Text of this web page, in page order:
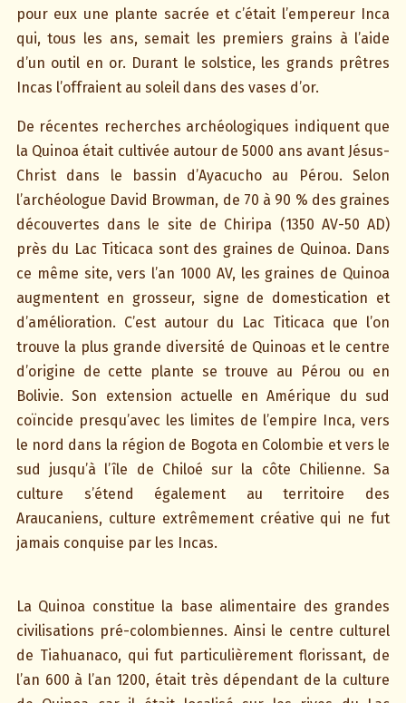
pour eux une plante sacrée et c’était l’empereur Inca
qui, tous les ans, semait les premiers grains à l’aide
d’un outil en or. Durant le solstice, les grands prêtres
Incas l’offraient au soleil dans des vases d’or.
De récentes recherches archéologiques indiquent que
la Quinoa était cultivée autour de 5000 ans avant Jésus-
Christ dans le bassin d’Ayacucho au Pérou. Selon
l’archéologue David Browman, de 70 à 90 % des graines
découvertes dans le site de Chiripa (1350 AV-50 AD)
près du Lac Titicaca sont des graines de Quinoa. Dans
ce même site, vers l’an 1000 AV, les graines de Quinoa
augmentent en grosseur, signe de domestication et
d’amélioration. C’est autour du Lac Titicaca que l’on
trouve la plus grande diversité de Quinoas et le centre
d’origine de cette plante se trouve au Pérou ou en
Bolivie. Son extension actuelle en Amérique du sud
coïncide presqu’avec les limites de l’empire Inca, vers
le nord dans la région de Bogota en Colombie et vers le
sud jusqu’à l’île de Chiloé sur la côte Chilienne. Sa
culture s’étend également au territoire des
Araucaniens, culture extrêmement créative qui ne fut
jamais conquise par les Incas.
La Quinoa constitue la base alimentaire des grandes
civilisations pré-colombiennes. Ainsi le centre culturel
de Tiahuanaco, qui fut particulièrement florissant, de
l’an 600 à l’an 1200, était très dépendant de la culture